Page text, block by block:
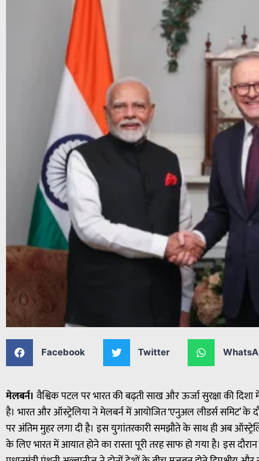
Facebook Twitter
मेलबर्न।वैश्विक पटल पर भारत की बढ़ती साख और ऊर्जा सुरक्षा की
है। भारत और ऑस्ट्रेलिया ने मेलबर्न में आयोजित ‘एनुअल लीडर्स समिट’ के
पर अंतिम मुहर लगा दी है। इस युगांतरकारी समझौते के साथ ही अब
के लिए भारत में आयात होने का रास्ता पूरी तरह साफ हो गया है। इस दौरान